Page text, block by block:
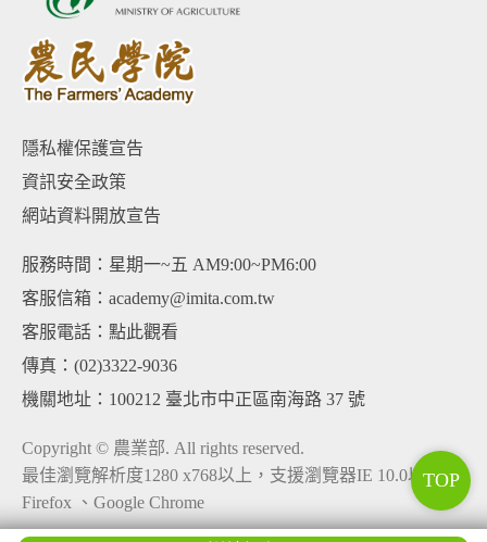
隱私權保護宣告
資訊安全政策
網站資料開放宣告
服務時間：星期一~五 AM9:00~PM6:00
客服信箱：academy@imita.com.tw
客服電話： 點此觀看
傳真：(02)3322-9036
機關地址：100212 臺北市中正區南海路 37 號
Copyright © 農業部. All rights reserved.
最佳瀏覽解析度1280 x768以上，支援瀏覽器IE 10.0以上、
Firefox 、Google Chrome
TOP